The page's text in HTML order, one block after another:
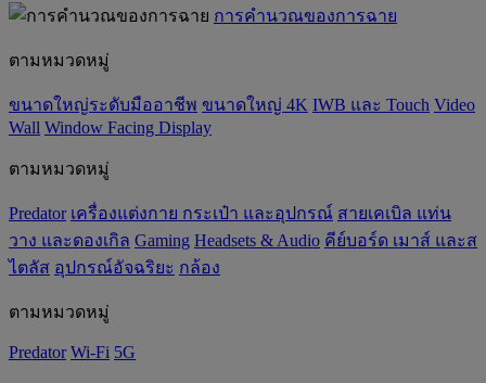
การคำนวณของการฉาย
ตามหมวดหมู่
ขนาดใหญ่ระดับมืออาชีพ ขนาดใหญ่ 4K IWB และ Touch Video
Wall Window Facing Display
ตามหมวดหมู่
Predator เครื่องแต่งกาย กระเป๋า และอุปกรณ์ สายเคเบิล แท่น
วาง และดองเกิล Gaming ‌Headsets & Audio คีย์บอร์ด เมาส์ และส
ไตลัส อุปกรณ์อัจฉริยะ กล้อง
ตามหมวดหมู่
Predator Wi-Fi 5G